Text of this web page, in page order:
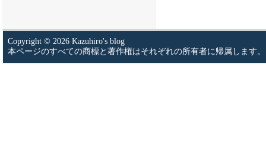
Copyright © 2026 Kazuhiro's blog
本ページのすべての商標と著作権はそれぞれの所有者に帰属します。